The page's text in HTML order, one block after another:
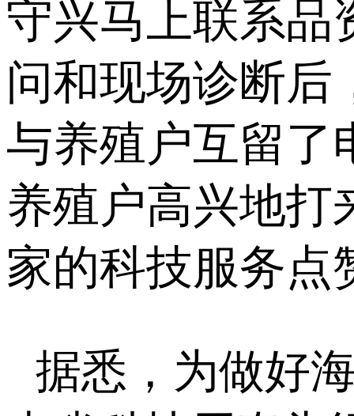
守兴马上联系品
问和现场诊断后
与养殖户互留了
养殖户高兴地打
家的科技服务点
据悉，为做好